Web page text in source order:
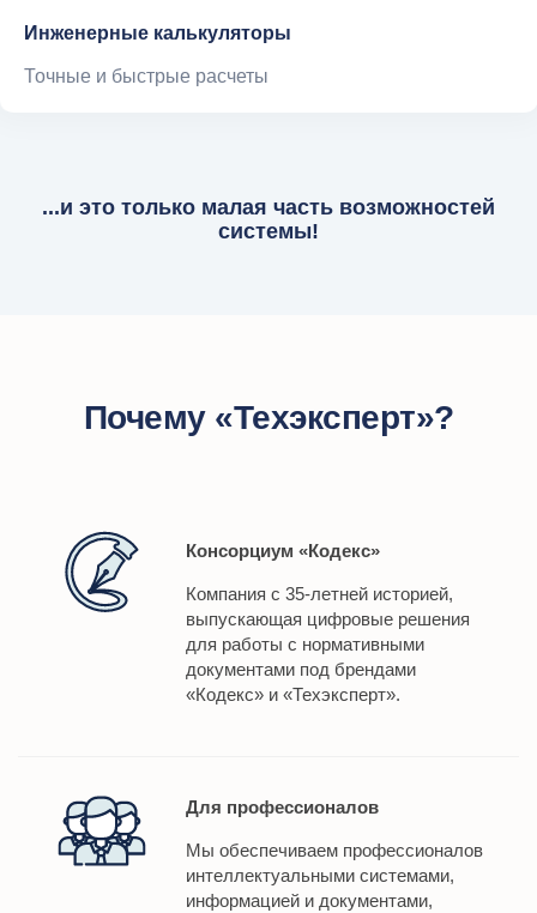
Инженерные калькуляторы
Точные и быстрые расчеты
...и это только малая часть возможностей
системы!
Почему «Техэксперт»?
Консорциум «Кодекс»
Компания с 35-летней историей,
выпускающая цифровые решения
для работы с нормативными
документами под брендами
«Кодекс» и «Техэксперт».
Для профессионалов
Мы обеспечиваем профессионалов
интеллектуальными системами,
информацией и документами,